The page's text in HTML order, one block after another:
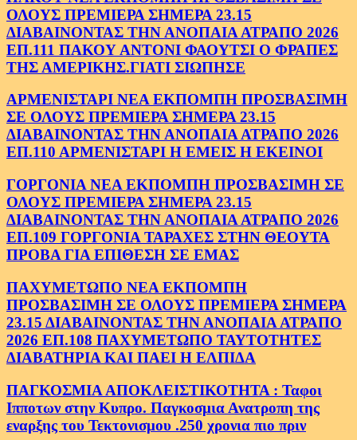
ΟΛΟΥΣ ΠΡΕΜΙΕΡΑ ΣΗΜΕΡΑ 23.15
ΔΙΑΒΑΙΝΟΝΤΑΣ ΤΗΝ ΑΝΟΠΑΙΑ ΑΤΡΑΠΟ 2026
ΕΠ.111 ΠΑΚΟΥ ΑΝΤΟΝΙ ΦΑΟΥΤΣΙ Ο ΦΡΑΠΕΣ
ΤΗΣ ΑΜΕΡΙΚΗΣ.ΓΙΑΤΙ ΣΙΩΠΗΣΕ
ΑΡΜΕΝΙΣΤΑΡΙ ΝΕΑ ΕΚΠΟΜΠΗ ΠΡΟΣΒΑΣΙΜΗ
ΣΕ ΟΛΟΥΣ ΠΡΕΜΙΕΡΑ ΣΗΜΕΡΑ 23.15
ΔΙΑΒΑΙΝΟΝΤΑΣ ΤΗΝ ΑΝΟΠΑΙΑ ΑΤΡΑΠΟ 2026
ΕΠ.110 ΑΡΜΕΝΙΣΤΑΡΙ Η ΕΜΕΙΣ Η ΕΚΕΙΝΟΙ
ΓΟΡΓΟΝΙΑ ΝΕΑ ΕΚΠΟΜΠΗ ΠΡΟΣΒΑΣΙΜΗ ΣΕ
ΟΛΟΥΣ ΠΡΕΜΙΕΡΑ ΣΗΜΕΡΑ 23.15
ΔΙΑΒΑΙΝΟΝΤΑΣ ΤΗΝ ΑΝΟΠΑΙΑ ΑΤΡΑΠΟ 2026
ΕΠ.109 ΓΟΡΓΟΝΙΑ ΤΑΡΑΧΕΣ ΣΤΗΝ ΘΕΟΥΤΑ
ΠΡΟΒΑ ΓΙΑ ΕΠΙΘΕΣΗ ΣΕ ΕΜΑΣ
ΠΑΧΥΜΕΤΩΠΟ ΝΕΑ ΕΚΠΟΜΠΗ
ΠΡΟΣΒΑΣΙΜΗ ΣΕ ΟΛΟΥΣ ΠΡΕΜΙΕΡΑ ΣΗΜΕΡΑ
23.15 ΔΙΑΒΑΙΝΟΝΤΑΣ ΤΗΝ ΑΝΟΠΑΙΑ ΑΤΡΑΠΟ
2026 ΕΠ.108 ΠΑΧΥΜΕΤΩΠΟ ΤΑΥΤΟΤΗΤΕΣ
ΔΙΑΒΑΤΗΡΙΑ ΚΑΙ ΠΑΕΙ Η ΕΛΠΙΔΑ
ΠΑΓΚΟΣΜΙΑ ΑΠΟΚΛΕΙΣΤΙΚΟΤΗΤΑ : Ταφοι
Ιπποτων στην Κυπρο. Παγκοσμια Ανατροπη της
εναρξης του Τεκτονισμου .250 χρονια πιο πριν